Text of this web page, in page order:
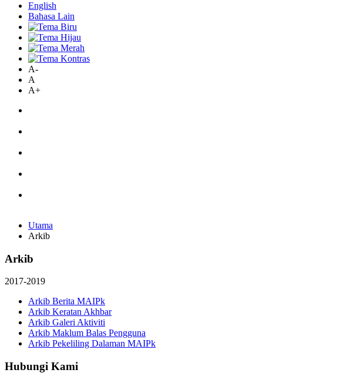
English
Bahasa Lain
A-
A
A+
Utama
Arkib
Arkib
2017-2019
Arkib Berita MAIPk
Arkib Keratan Akhbar
Arkib Galeri Aktiviti
Arkib Maklum Balas Pengguna
Arkib Pekeliling Dalaman MAIPk
Hubungi Kami